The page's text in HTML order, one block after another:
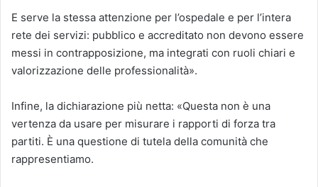
E serve la stessa attenzione per l’ospedale e per l’intera
rete dei servizi: pubblico e accreditato non devono essere
messi in contrapposizione, ma integrati con ruoli chiari e
valorizzazione delle professionalità».
Infine, la dichiarazione più netta: «Questa non è una
vertenza da usare per misurare i rapporti di forza tra
partiti. È una questione di tutela della comunità che
rappresentiamo.